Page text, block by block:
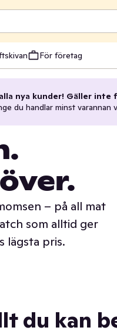
För företag
nya kunder! Gäller
du handlar minst varannan
– på all mat
som alltid ger
lägsta pris.
du kan